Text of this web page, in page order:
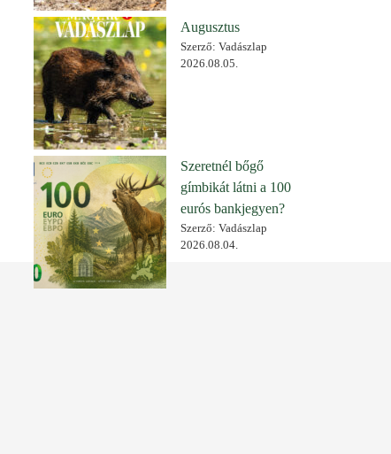
Augusztus
Szerző: Vadászlap
2026.08.05.
Szeretnél bőgő
gímbikát látni a 100
eurós bankjegyen?
Szerző: Vadászlap
2026.08.04.